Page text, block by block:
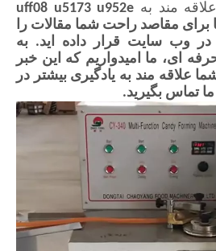
مند به uff08 u5173 u952e
برای مقاصد راحت شما مقالات را
وب سایت قرار داده اید. به
ای، ما امیدواریم که این خبر
علاقه مند به یادگیری بیشتر در
تماس بگیرید.